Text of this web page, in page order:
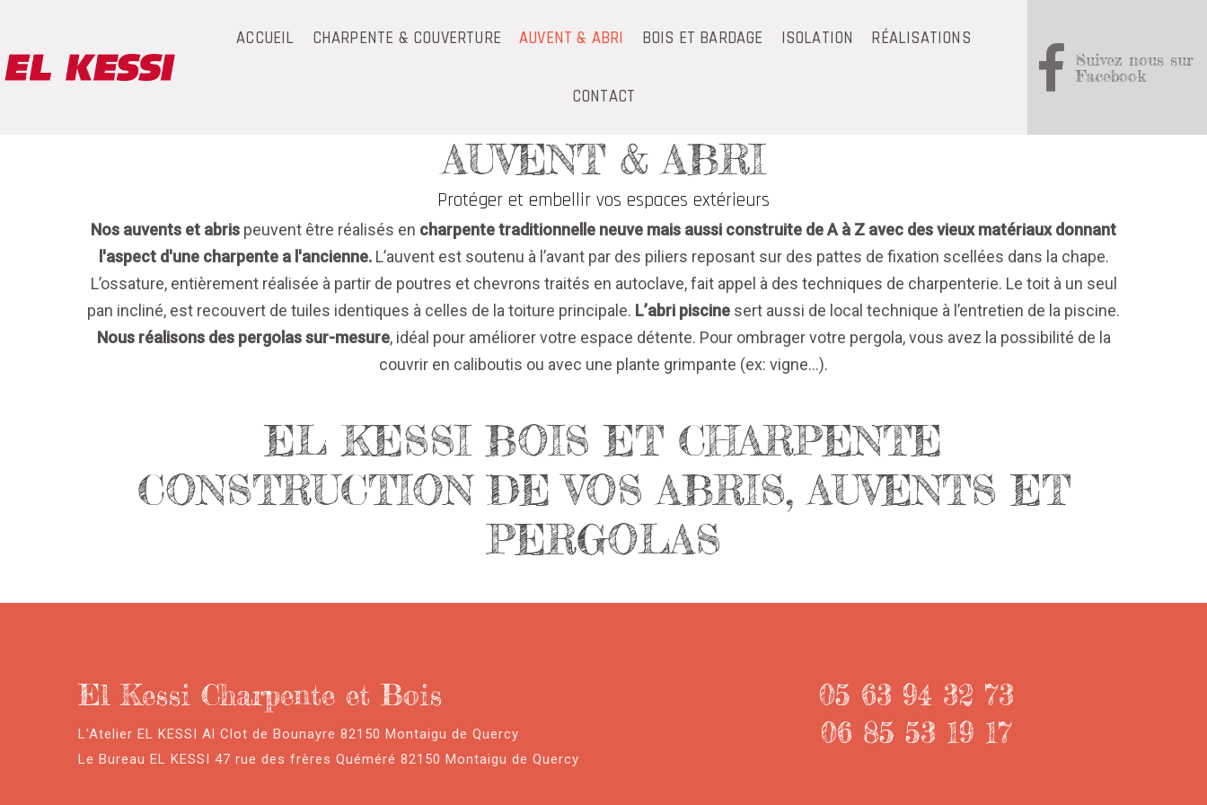
ACCUEIL CHARPENTE & COUVERTURE AUVENT & ABRI BOIS ET BARDAGE ISOLATION RÉALISATIONS
CONTACT
Suivez nous sur
Facebook
AUVENT & ABRI
Protéger et embellir vos espaces extérieurs
Nos auvents et abris peuvent être réalisés en charpente traditionnelle neuve mais aussi construite de A à Z avec des vieux matériaux donnant
l'aspect d'une charpente a l'ancienne.L’auvent est soutenu à l’avant par des piliers reposant sur des pattes de fixation scellées dans la chape.
L’ossature, entièrement réalisée à partir de poutres et chevrons traités en autoclave, fait appel à des techniques de charpenterie. Le toit à un seul
pan incliné, est recouvert de tuiles identiques à celles de la toiture principale. L’abri piscine sert aussi de local technique à l’entretien de la piscine.
Nous réalisons des pergolas sur-mesure, idéal pour améliorer votre espace détente. Pour ombrager votre pergola, vous avez la possibilité de la
couvrir en caliboutis ou avec une plante grimpante (ex: vigne...).
EL KESSI BOIS ET CHARPENTE
CONSTRUCTION DE VOS ABRIS, AUVENTS ET
PERGOLAS
El Kessi Charpente et Bois
L'Atelier EL KESSI Al Clot de Bounayre 82150 Montaigu de Quercy
Le Bureau EL KESSI 47 rue des frères Quéméré 82150 Montaigu de Quercy
05 63 94 32 73
06 85 53 19 17